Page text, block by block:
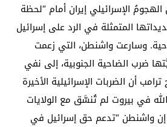
الإسرائيلي إيران أمام “لحظة
المتمثلة في الرد على إسرائيل
وسارعت واشنطن، التي زعمت
ضرب الضاحية الجنوبية، إلى نفي
أن الضربات الإسرائيلية الأخيرة
في بيروت لم تُنسَّق مع الولايات
واشنطن “تدعم حق إسرائيل في